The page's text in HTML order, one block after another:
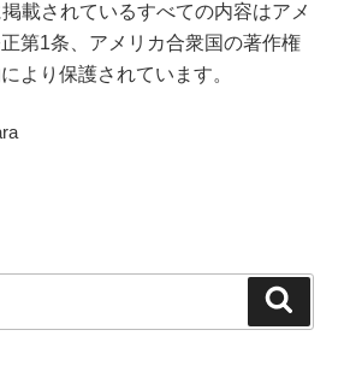
載されているすべての内容はアメ
第1条、アメリカ合衆国の著作権
より保護されています。